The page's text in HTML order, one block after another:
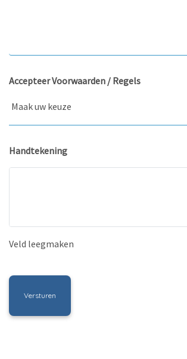
Accepteer Voorwaarden / Regels
Handtekening
Veld leegmaken